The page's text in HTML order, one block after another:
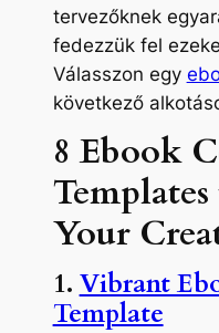
tervezőknek
fedezzük fel
Válasszon egy
következő
8 Ebook
Your
1. Vibrant
Template